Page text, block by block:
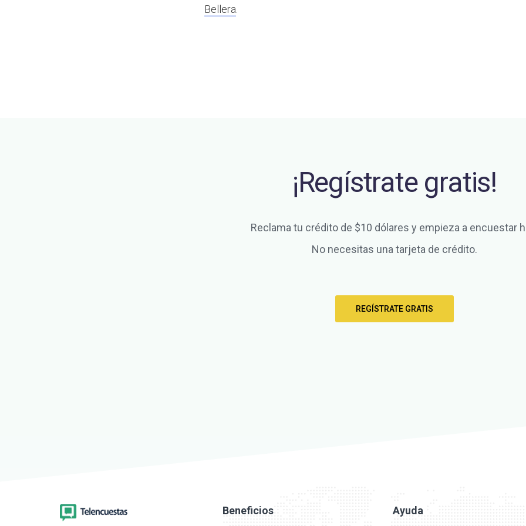
Bellera
¡Regístrate gratis!
Reclama tu crédito de $10 dólares y empieza a encuestar
No necesitas una tarjeta de crédito.
REGÍSTRATE GRATIS
Beneficios Ayuda